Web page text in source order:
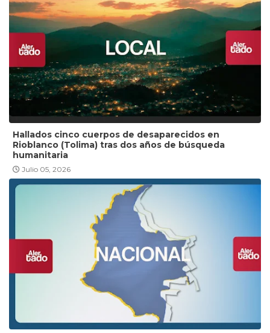
Hallados cinco cuerpos de desaparecidos en
Rioblanco (Tolima) tras dos años de búsqueda
humanitaria
Julio 05, 2026